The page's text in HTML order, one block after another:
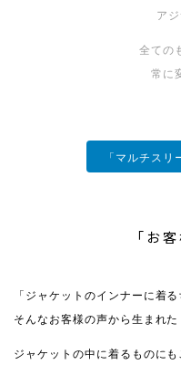
ア
全ての
常に
「マルチスリ
「お
「ジャケットのインナーに着
そんなお客様の声から生まれた
ジャケットの中に着るものにも